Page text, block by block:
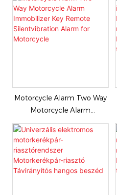
Motorcycle Alarm Two Way
Motorcycle Alarm
Immobilizer Key Remote
Silentvibration Alarm for
Motorcycle